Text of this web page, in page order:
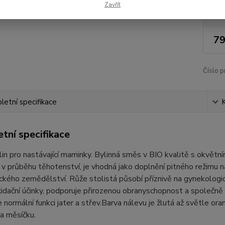
Číslo
specifikace
specifikace
pro nastávající maminky. Bylinná směs v BIO kvalitě s
průběhu těhotenství, je vhodná jako doplnění pitného režimu
zemědělství. Růže stolistá působí příznivě na
účinky, podporuje přirozenou obranyschopnost a
normální funkci jater a střev.Barva nálevu je žlutá až světle
měsíčku.
Zavřít